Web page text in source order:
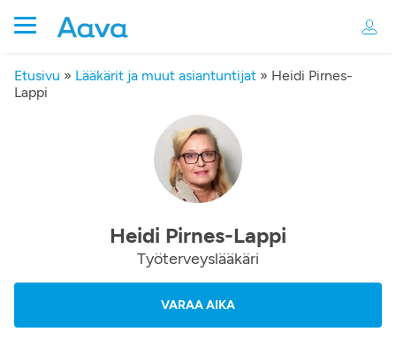
Etusivu » Lääkärit ja muut asiantuntijat » Heidi Pirnes-
Lappi
Heidi Pirnes-Lappi
Työterveyslääkäri
VARAA AIKA